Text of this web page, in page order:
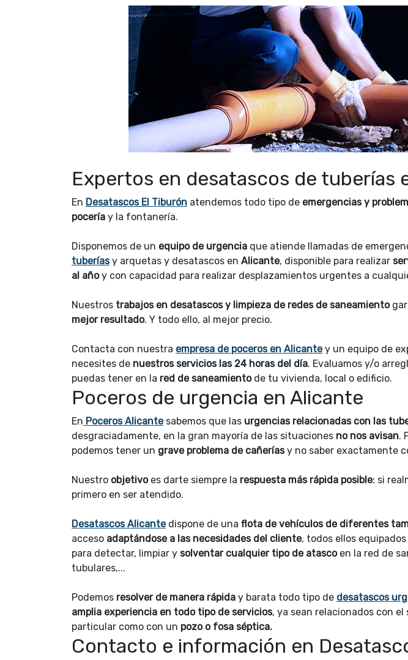
Expertos en desatascos de tuberías
En Desatascos El Tiburón atendemos todo tipo de emergencias y
pocería y la fontanería.
Disponemos de un equipo de urgencia que atiende llamadas de
tuberíasy arquetas y desatascos en Alicante, disponible para realizar
al añoy con capacidad para realizar desplazamientos urgentes a
Nuestros trabajos en desatascos y limpieza de redes de saneamiento
mejor resultado. Y todo ello, al mejor precio.
Contacta con nuestra empresa de poceros en Alicantey un equipo de
necesites de nuestros servicios las 24 horas del día. Evaluamos y/o
puedas tener en la red de saneamientode tu vivienda, local o edificio.
Poceros de urgencia en Alicante
En Poceros Alicantesabemos que las urgencias relacionadas con las
desgraciadamente, en la gran mayoría de las situaciones no nos avisan.
podemos tener un grave problema de cañeríasy no saber exactamente
Nuestro objetivoes darte siempre la respuesta más rápida posible: si
primero en ser atendido.
Desatascos Alicantedispone de una flota de vehículos de diferentes
acceso adaptándose a las necesidades del cliente, todos ellos
para detectar, limpiar y solventar cualquier tipo de atasco en la red de
tubulares,...
Podemos resolver de manera rápida y barata todo tipo de desatascos
amplia experiencia en todo tipo de servicios, ya sean relacionados con
particular como con un pozo o fosa séptica.
Contacto e información en